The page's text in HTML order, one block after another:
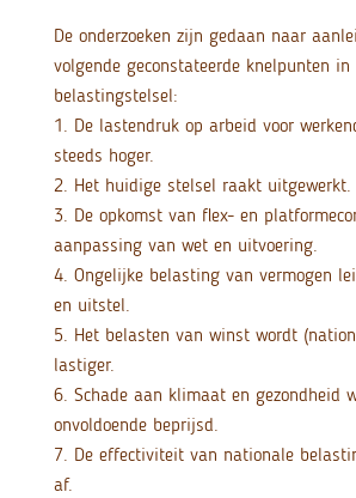
De onderzoeken zijn gedaan naar
volgende geconstateerde knelpunten in
belastingstelsel:
1. De lastendruk op arbeid voor
steeds hoger.
2. Het huidige stelsel raakt uitgewerkt.
3. De opkomst van flex- en
aanpassing van wet en uitvoering.
4. Ongelijke belasting van vermogen
en uitstel.
5. Het belasten van winst wordt
lastiger.
6. Schade aan klimaat en gezondheid
onvoldoende beprijsd.
7. De effectiviteit van nationale
af.